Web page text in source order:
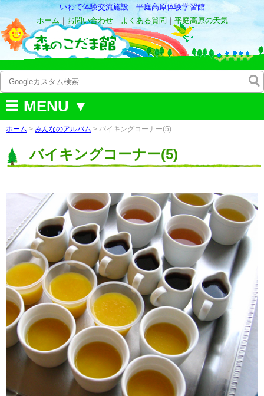
いわて体験交流施設 平庭高原体験学習館
ホーム｜ お問い合わせ｜ よくある質問 ｜ 平庭高原の天気
MENU ▼
ホーム > みんなのアルバム > バイキングコーナー(5)
バイキングコーナー(5)